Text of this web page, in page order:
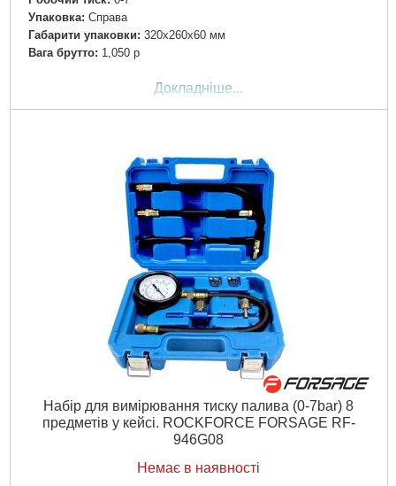
Упаковка: Справа
Габарити упаковки: 320x260x60 мм
Вага брутто: 1,050 р
Докладніше...
Набір для вимірювання тиску палива (0-7bar) 8
предметів у кейсі. ROCKFORCE FORSAGE RF-
946G08
Немає в наявності